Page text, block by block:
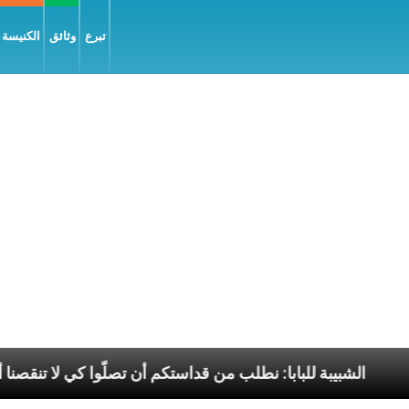
وثائق تبرع
الشبيبة للبابا: نطلب من قداستكم أن السّلام